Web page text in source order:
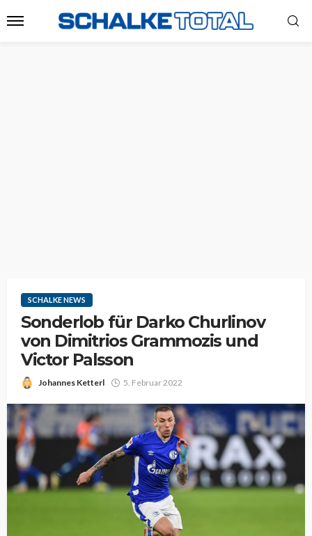
SCHALKE NEWS
Sonderlob für Darko Churlinov
von Dimitrios Grammozis und
Victor Palsson
Johannes Ketterl 5. Februar 2022